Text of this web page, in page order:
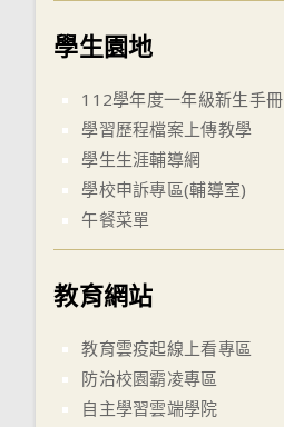
學生園地
112學年度一年級新生手冊
學習歷程檔案上傳教學
學生生涯輔導網
學校申訴專區(輔導室)
午餐菜單
教育網站
教育雲疫起線上看專區
防治校園霸凌專區
自主學習雲端學院